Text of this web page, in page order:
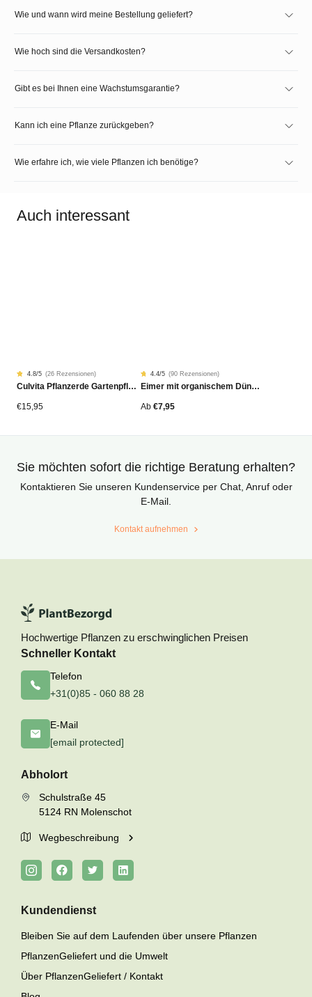
Wie und wann wird meine Bestellung geliefert?
Wie hoch sind die Versandkosten?
Gibt es bei Ihnen eine Wachstumsgarantie?
Kann ich eine Pflanze zurückgeben?
Wie erfahre ich, wie viele Pflanzen ich benötige?
Auch interessant
Rated
4.77
von
26
Kundenstimmen
4.8/5 (26 Rezensionen)
Culvita Pflanzerde Gartenpflanzen, Bäume & Hecken BIO 40L
€15,95
Rated
4.42
von
90
Kundenstimmen
4.4/5 (90 Rezensionen)
Eimer mit organischem Dünger
Ab €7,95
Sie möchten sofort die richtige Beratung erhalten?
Kontaktieren Sie unseren Kundenservice per Chat, Anruf oder
E-Mail.
Kontakt aufnehmen
Hochwertige Pflanzen zu erschwinglichen Preisen
Schneller Kontakt
Telefon
+31(0)85 - 060 88 28
E-Mail
[email protected]
Abholort
Schulstraße 45
5124 RN Molenschot
Wegbeschreibung
Kundendienst
Bleiben Sie auf dem Laufenden über unsere Pflanzen
PflanzenGeliefert und die Umwelt
Über PflanzenGeliefert / Kontakt